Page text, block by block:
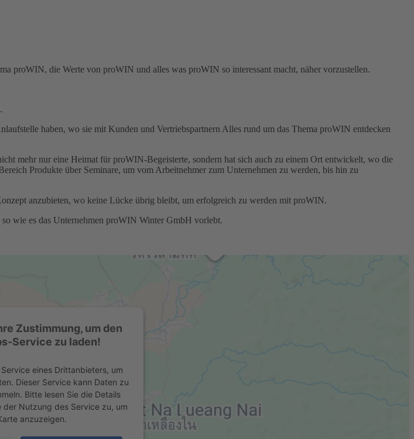
proWIN, die Werte von proWIN und alles was proWIN so interessant macht, näher vorzustellen.
haben, wo sie mit Kunden und Vertriebspartnern Alles rund um das Thema proWIN entdecken
mehr nur eine Heimat für proWIN-Begeisterte, sondern hat sich auch zu einem Ort entwickelt, wo die
Produkte über Seminare, um vom Arbeitnehmer zum Unternehmen zu werden, bis hin zu
anzubieten, wo keine Lücke übrig bleibt, um erfolgreich zu werden mit proWIN.
so wie es das Unternehmen proWIN Winter GmbH vorlebt.
Zustimmung, um den
Service zu laden!
eines Drittanbieters, um
Dieser Service kann Daten zu
Bitte lesen Sie die Details
der Nutzung des Service zu, um
anzuzeigen.